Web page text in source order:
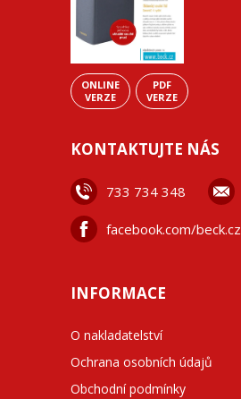
ONLINE
VERZE
PDF
VERZE
KONTAKTUJTE NÁS
733 734 348
facebook.com/beck.cz
INFORMACE
O nakladatelství
Ochrana osobních údajů
Obchodní podmínky